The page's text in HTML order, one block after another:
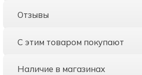
Отзывы
С этим товаром покупают
Наличие в магазинах